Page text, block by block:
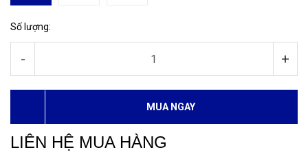
Số lượng:
- +
MUA NGAY
LIÊN HỆ MUA HÀNG